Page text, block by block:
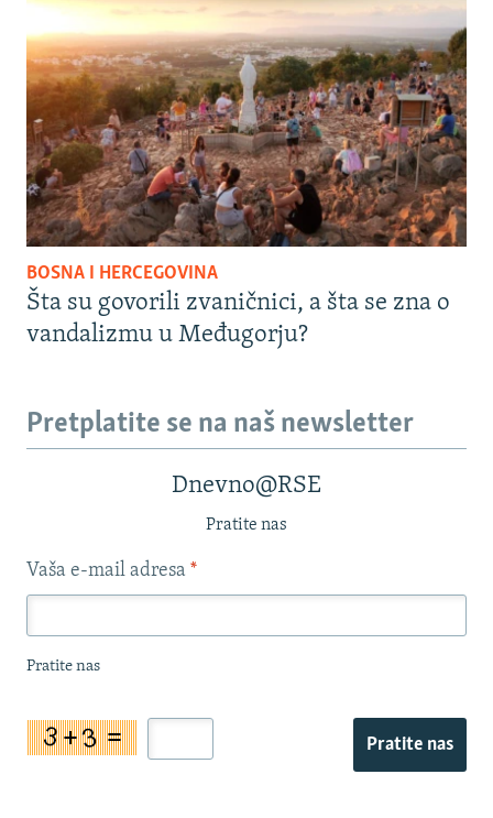
BOSNA I HERCEGOVINA
Šta su govorili zvaničnici, a šta se zna o
vandalizmu u Međugorju?
Pretplatite se na naš newsletter
Dnevno@RSE
Pratite nas
Vaša e-mail adresa *
Pratite nas
Pratite nas